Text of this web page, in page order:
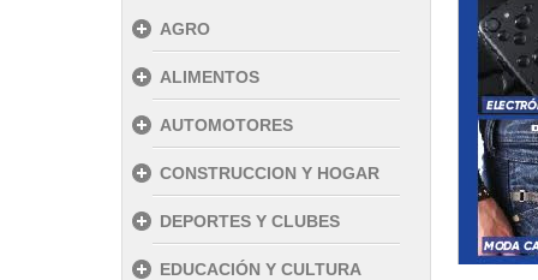
AGRO
ALIMENTOS
AUTOMOTORES
CONSTRUCCION Y HOGAR
DEPORTES Y CLUBES
EDUCACIÓN Y CULTURA